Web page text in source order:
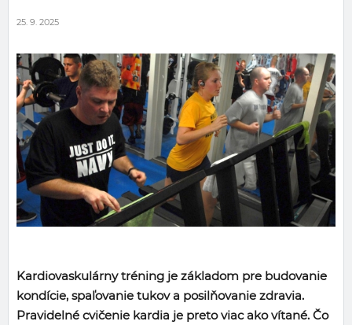
25. 9. 2025
Kardiovaskulárny tréning je základom pre budovanie
kondície, spaľovanie tukov a posilňovanie zdravia.
Pravidelné cvičenie kardia je preto viac ako vítané. Čo